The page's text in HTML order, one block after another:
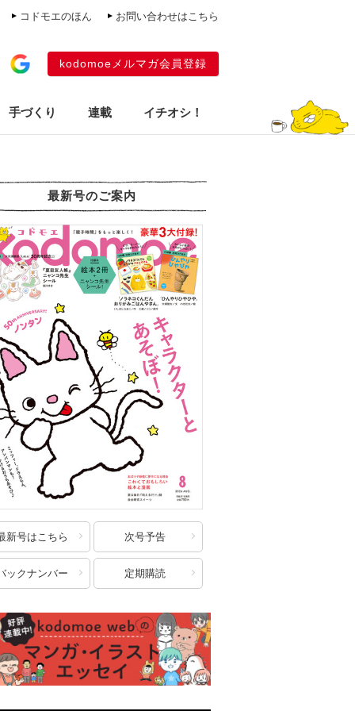
コドモエのほん お問い合わせはこちら
kodomoeメルマガ会員登録
手づくり 連載 イチオシ！
最新号のご案内
新号はこちら 次号予告
ックナンバー 定期購読